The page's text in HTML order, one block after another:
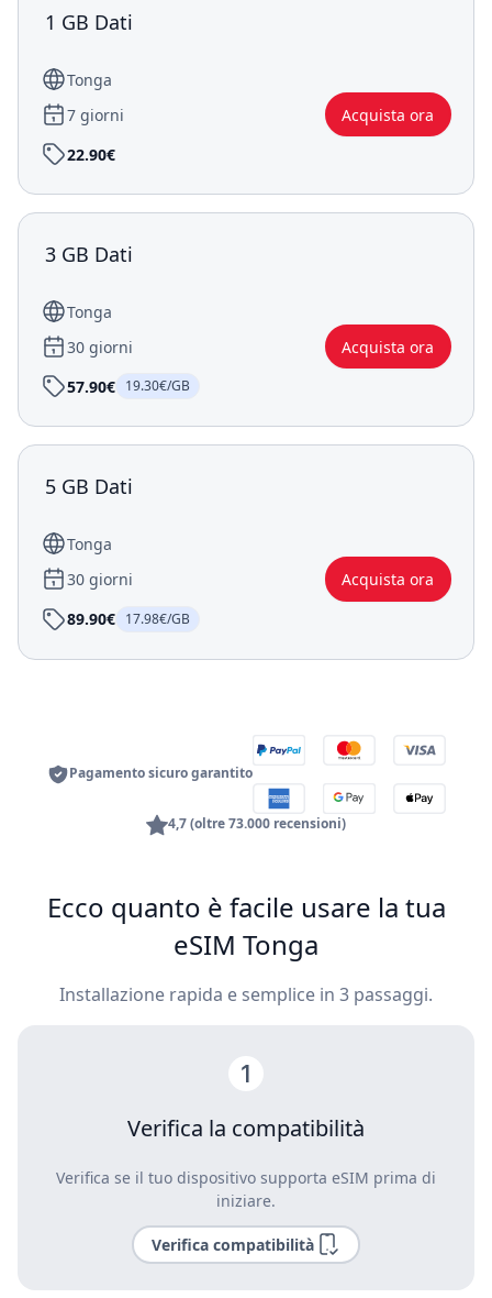
1 GB Dati
Tonga
7 giorni
Acquista ora
22.90€
3 GB Dati
Tonga
30 giorni
Acquista ora
57.90€ 19.30€/GB
5 GB Dati
Tonga
30 giorni
Acquista ora
89.90€ 17.98€/GB
Pagamento sicuro garantito
4,7 (oltre 73.000 recensioni)
Ecco quanto è facile usare la tua
eSIM Tonga
Installazione rapida e semplice in 3 passaggi.
Verifica la compatibilità
Verifica se il tuo dispositivo supporta eSIM prima di
iniziare.
Verifica compatibilità